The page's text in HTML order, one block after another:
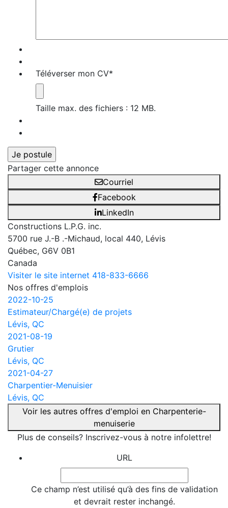
Téléverser mon CV*
Taille max. des fichiers : 12 MB.
Partager cette annonce
Courriel
Facebook
LinkedIn
Constructions L.P.G. inc.
5700 rue J.-B .-Michaud, local 440, Lévis
Québec, G6V 0B1
Canada
Visiter le site internet 418-833-6666
Nos offres d'emplois
2022-10-25
Estimateur/Chargé(e) de projets
Lévis, QC
2021-08-19
Grutier
Lévis, QC
2021-04-27
Charpentier-Menuisier
Lévis, QC
Voir les autres offres d'emploi en Charpenterie-
menuiserie
Plus de conseils? Inscrivez-vous à notre infolettre!
URL
Ce champ n’est utilisé qu’à des fins de validation
et devrait rester inchangé.